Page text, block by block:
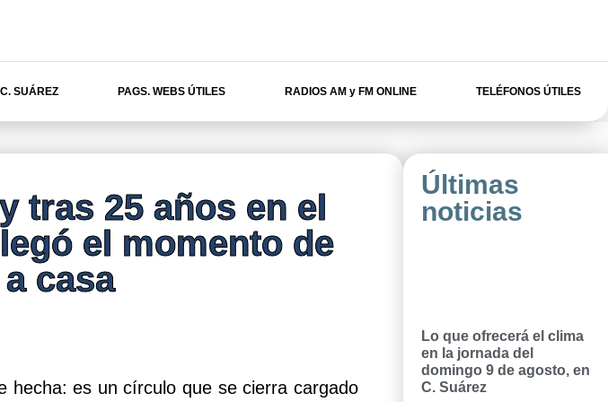
SUÁREZ PAGS. WEBS ÚTILES RADIOS AM y FM ONLINE TELÉFONOS ÚTILES
tras 25 años en el
el momento de
casa
hecha: es un círculo que se cierra cargado
Últimas
noticias
Lo que ofrecerá el clima
en la jornada del
domingo 9 de agosto, en
C. Suárez